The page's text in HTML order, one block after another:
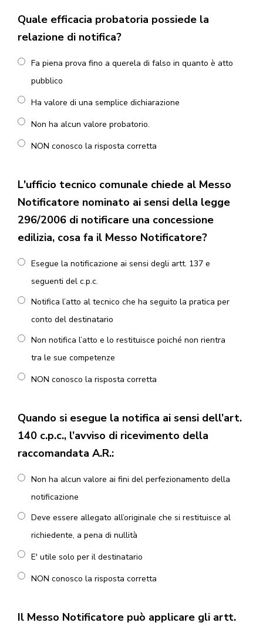
Quale efficacia probatoria possiede la
relazione di notifica?
Fa piena prova fino a querela di falso in quanto è atto
pubblico
Ha valore di una semplice dichiarazione
Non ha alcun valore probatorio.
NON conosco la risposta corretta
L'ufficio tecnico comunale chiede al Messo
Notificatore nominato ai sensi della legge
296/2006 di notificare una concessione
edilizia, cosa fa il Messo Notificatore?
Esegue la notificazione ai sensi degli artt. 137 e
seguenti del c.p.c.
Notifica l’atto al tecnico che ha seguito la pratica per
conto del destinatario
Non notifica l’atto e lo restituisce poiché non rientra
tra le sue competenze
NON conosco la risposta corretta
Quando si esegue la notifica ai sensi dell’art.
140 c.p.c., l’avviso di ricevimento della
raccomandata A.R.:
Non ha alcun valore ai fini del perfezionamento della
notificazione
Deve essere allegato all’originale che si restituisce al
richiedente, a pena di nullità
E' utile solo per il destinatario
NON conosco la risposta corretta
Il Messo Notificatore può applicare gli artt.